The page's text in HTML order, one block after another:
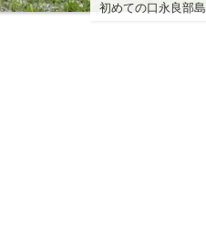
初めての口永良部島